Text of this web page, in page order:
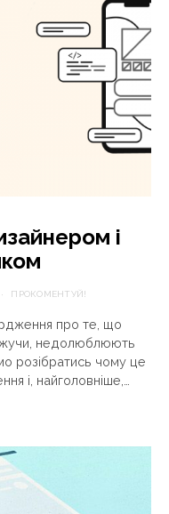
і
ПРОКОМЕНТУЙ!
про те, що
недолюблюють
розібратись чому це
і, найголовніше,…